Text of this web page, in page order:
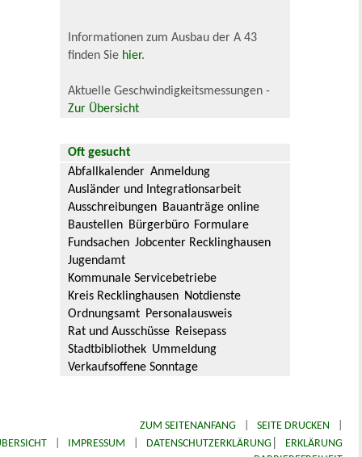
Informationen zum Ausbau der A 43
finden Sie hier.
Aktuelle Geschwindigkeitsmessungen -
Zur Übersicht
Oft gesucht
Abfallkalender Anmeldung
Ausländer und Integrationsarbeit
Ausschreibungen Bauanträge online
Baustellen Bürgerbüro Formulare
Fundsachen Jobcenter Recklinghausen
Jugendamt
Kommunale Servicebetriebe
Kreis Recklinghausen Notdienste
Ordnungsamt Personalausweis
Rat und Ausschüsse Reisepass
Stadtbibliothek Ummeldung
Verkaufsoffene Sonntage
ZUM SEITENANFANG SEITE DRUCKEN
IMPRESSUM DATENSCHUTZERKLÄRUNG|
ERKLÄRUNG